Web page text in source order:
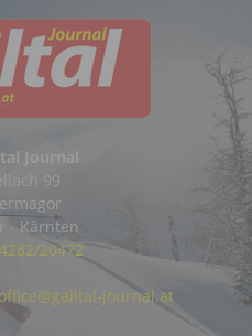
Journal
99
- Kärnten
20472
office@gailtal-journal.at